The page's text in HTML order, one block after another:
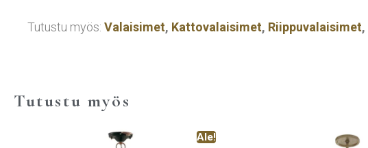
Tutustu myös: Valaisimet, Kattovalaisimet, Riippuvalaisimet,
Tutustu myös
Ale!